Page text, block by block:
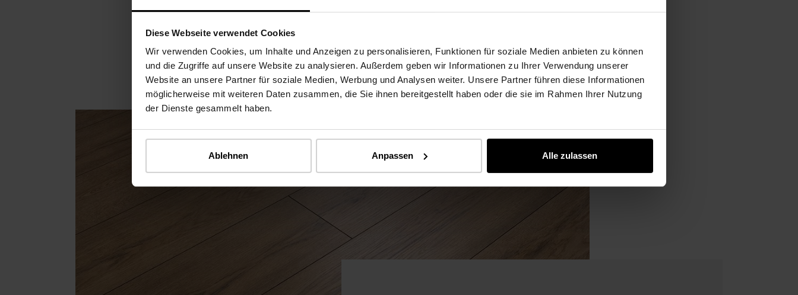
Diese Webseite verwendet Cookies
Wir verwenden Cookies, um Inhalte und Anzeigen zu personalisieren, Funktionen für soziale Medien anbieten zu können
und die Zugriffe auf unsere Website zu analysieren. Außerdem geben wir Informationen zu Ihrer Verwendung unserer
Website an unsere Partner für soziale Medien, Werbung und Analysen weiter. Unsere Partner führen diese Informationen
möglicherweise mit weiteren Daten zusammen, die Sie ihnen bereitgestellt haben oder die sie im Rahmen Ihrer Nutzung
der Dienste gesammelt haben.
Ablehnen Anpassen Alle zulassen
Ya sea eco-INSTITUT, TÜV PROFICERT o RAL gGmbH (Ángel Azul): Los productos
sobre nuestras certificaciones e inspecciones.